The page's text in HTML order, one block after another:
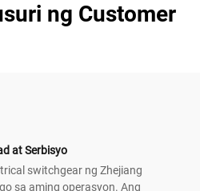
ng Customer
at Serbisyo
switchgear ng Zhejiang
sa aming operasyon. Ang